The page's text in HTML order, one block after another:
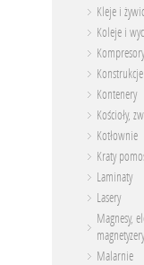
Kleje i
Koleje i
Kompresory
Kontenery
Kościoły,
Kotłownie
Kraty
Laminaty
Lasery
Magnesy,
magnetyzery
Malarnie